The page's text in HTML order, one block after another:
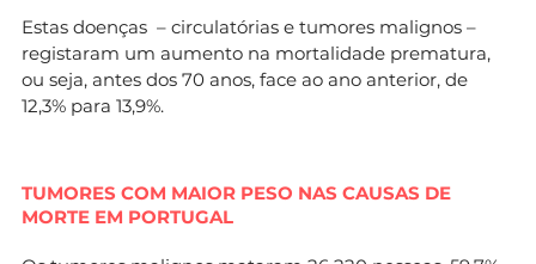
Estas doenças – circulatórias e tumores malignos –
registaram um aumento na mortalidade prematura,
ou seja, antes dos 70 anos, face ao ano anterior, de
12,3% para 13,9%.
TUMORES COM MAIOR PESO NAS CAUSAS DE
MORTE EM PORTUGAL